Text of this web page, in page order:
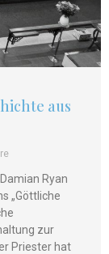
aus
Ryan
„Göttliche
zur
Priester hat